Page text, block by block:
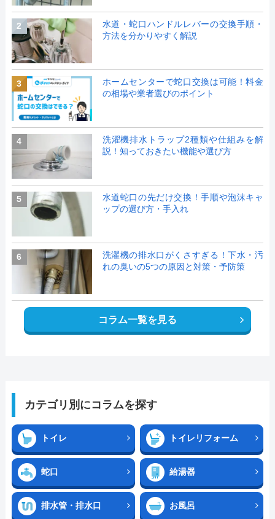
2
水道・蛇口ハンドルレバーの交換手順・
方法を分かりやすく解説
3
ホームセンターで蛇口交換は可能！料金
の相場や業者選びのポイント
4
洗濯機排水トラップ2種類や仕組みを解
説！知っておきたい機能や選び方
5
水道蛇口の先だけ交換！手順や泡沫キャ
ップの選び方・手入れ
6
洗濯機の排水口がくさすぎる！下水・汚
れの臭いの5つの原因と対策・予防策
コラム一覧を見る
カテゴリ別にコラムを探す
トイレ トイレリフォーム
蛇口 給湯器
排水管・排水口 お風呂